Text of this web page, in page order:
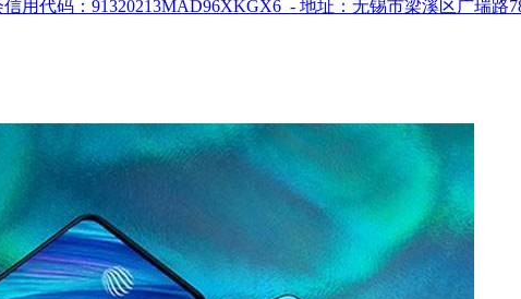
用代码：91320213MAD96XKGX6 - 地址：无锡市梁溪区广瑞路